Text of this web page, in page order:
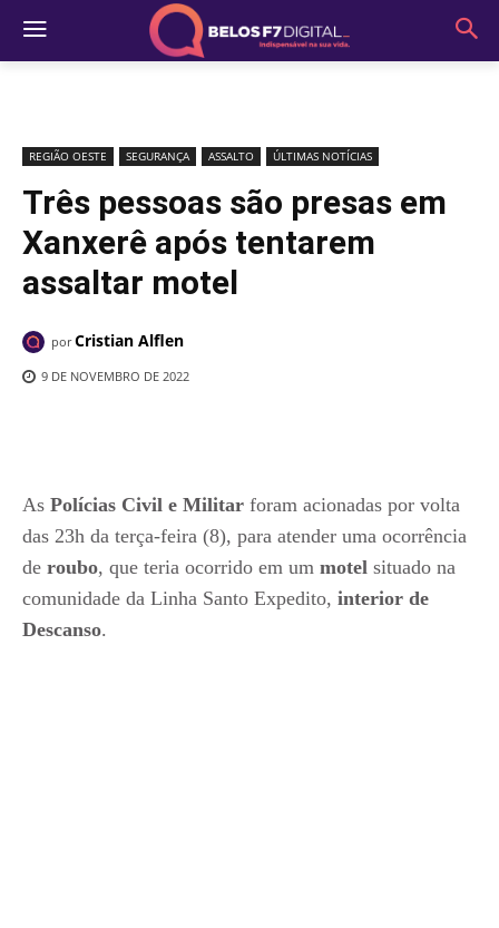
REGIÃO OESTE SEGURANÇA ASSALTO ÚLTIMAS NOTÍCIAS
Três pessoas são presas em
Xanxerê após tentarem
assaltar motel
por Cristian Alflen
9 DE NOVEMBRO DE 2022
As Polícias Civil e Militar foram acionadas por volta
das 23h da terça-feira (8), para atender uma ocorrência
de roubo, que teria ocorrido em um motel situado na
comunidade da Linha Santo Expedito, interior de
Descanso.